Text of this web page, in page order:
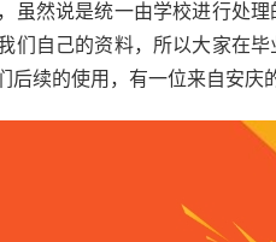
虽然说是统一由学校进行处
们自己的资料，所以大家在
后续的使用，有一位来自安庆